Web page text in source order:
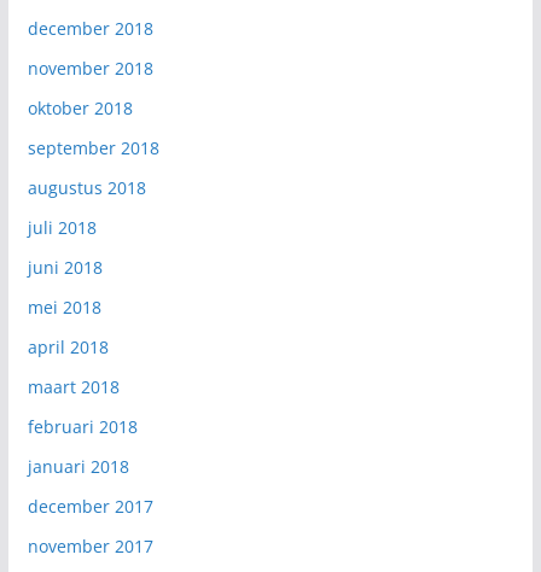
december 2018
november 2018
oktober 2018
september 2018
augustus 2018
juli 2018
juni 2018
mei 2018
april 2018
maart 2018
februari 2018
januari 2018
december 2017
november 2017